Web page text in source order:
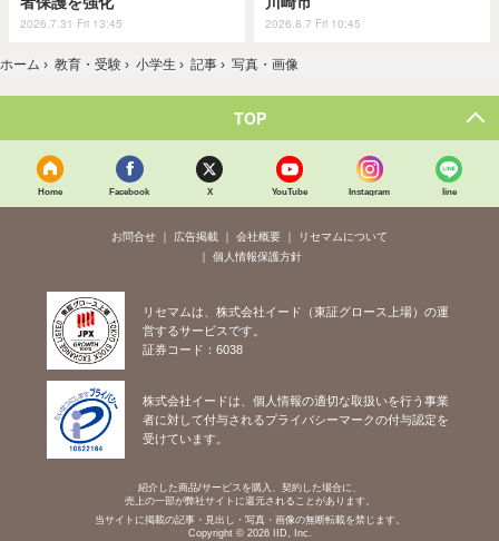
2026.7.31 Fri 13:45 2026.8.7 Fri 10:45
ホーム › 教育・受験 › 小学生 › 記事 › 写真・画像
TOP
Home Facebook X YouTube Instagram line
お問合せ 広告掲載 会社概要
リセマムについて
個人情報保護方針
リセマムは、株式会社イード（東証グロース上場）の運
営するサービスです。
証券コード：6038
株式会社イードは、個人情報の適切な取扱いを行う事業
者に対して付与されるプライバシーマークの付与認定を
受けています。
紹介した商品/サービスを購入、契約した場合に、
売上の一部が弊社サイトに還元されることがあります。
当サイトに掲載の記事・見出し・写真・画像の無断転載を禁じます。
Copyright © 2026 IID, Inc.